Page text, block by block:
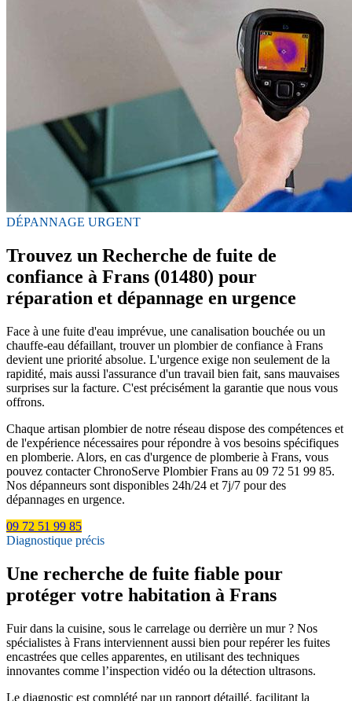
DÉPANNAGE URGENT
Trouvez un Recherche de fuite de
confiance à Frans (01480) pour
réparation et dépannage en urgence
Face à une fuite d'eau imprévue, une canalisation bouchée ou un
chauffe-eau défaillant, trouver un plombier de confiance à Frans
devient une priorité absolue. L'urgence exige non seulement de la
rapidité, mais aussi l'assurance d'un travail bien fait, sans mauvaises
surprises sur la facture. C'est précisément la garantie que nous vous
offrons.
Chaque artisan plombier de notre réseau dispose des compétences et
de l'expérience nécessaires pour répondre à vos besoins spécifiques
en plomberie. Alors, en cas d'urgence de plomberie à Frans, vous
pouvez contacter ChronoServe Plombier Frans au 09 72 51 99 85.
Nos dépanneurs sont disponibles 24h/24 et 7j/7 pour des
dépannages en urgence.
09 72 51 99 85
Diagnostique précis
Une recherche de fuite fiable pour
protéger votre habitation à Frans
Fuir dans la cuisine, sous le carrelage ou derrière un mur ? Nos
spécialistes à Frans interviennent aussi bien pour repérer les fuites
encastrées que celles apparentes, en utilisant des techniques
innovantes comme l’inspection vidéo ou la détection ultrasons.
Le diagnostic est complété par un rapport détaillé, facilitant la